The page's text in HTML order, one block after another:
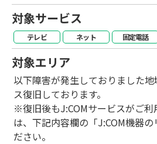
対象サービス
テレビ ネット 固定電話
対象エリア
以下障害が発生しておりました
ス復旧しております。
※復旧後もJ:COMサービスがご
は、下記内容欄の「J:COM機器
ださい。